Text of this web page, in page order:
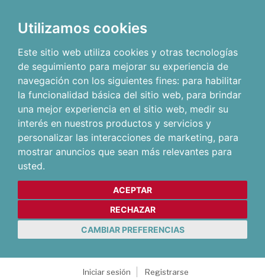
Utilizamos cookies
Este sitio web utiliza cookies y otras tecnologías
de seguimiento para mejorar su experiencia de
navegación con los siguientes fines: para habilitar
la funcionalidad básica del sitio web, para brindar
una mejor experiencia en el sitio web, medir su
interés en nuestros productos y servicios y
personalizar las interacciones de marketing, para
mostrar anuncios que sean más relevantes para
usted.
ACEPTAR
RECHAZAR
CAMBIAR PREFERENCIAS
Iniciar sesión
Registrarse